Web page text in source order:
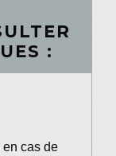
:
en cas de